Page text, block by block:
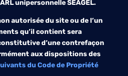
unipersonnelle SEAGEL.
autorisée du site ou de l’un
qu’il contient sera
d’une contrefaçon
aux dispositions des
du Code de Propriété